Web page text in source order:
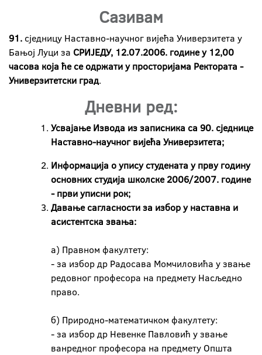
Сазивам
91. сједницу Наставно-научног вијећа Универзитета у
Бањој Луци за СРИЈЕДУ, 12.07.2006. године у 12,00
часова која ће се одржати у просторијама Ректората -
Универзитетски град.
Дневни ред:
Усвајање Извода из записника са 90. сједнице
Наставно-научног вијећа Универзитета;
Информација о упису студената у прву годину
основних студија школске 2006/2007. године
- први уписни рок;
Давање сагласности за избор у наставна и
асистентска звања:
а) Правном факултету:
- за избор др Радосава Момчиловића у звање
редовног професора на предмету Насљедно
право.
б) Природно-математичком факултету:
- за избор др Невенке Павловић у звање
ванредног професора на предмету Општа